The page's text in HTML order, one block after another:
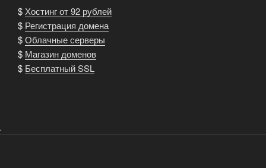
простой
способ
обретения
сайта»
$ Хостинг от 92 рублей
$ Регистрация домена
$Облачные серверы
$ Магазин доменов
$ Бесплатный SSL
.